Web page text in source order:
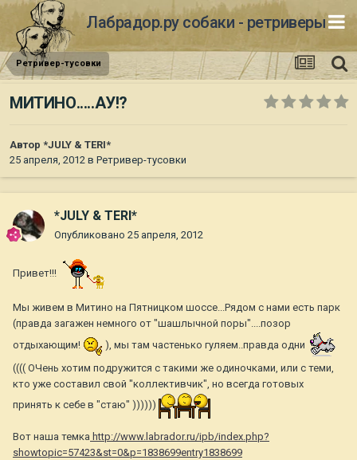
Лабрадор.ру собаки - ретриверы
Ретривер-тусовки
МИТИНО.....АУ!?
Автор *JULY & TERI*
25 апреля, 2012 в Ретривер-тусовки
*JULY & TERI*
Опубликовано 25 апреля, 2012
Привет!!!
Мы живем в Митино на Пятницком шоссе...Рядом с нами есть парк
(правда загажен немного от "шашлычной поры"....позор
отдыхающим!
), мы там частенько гуляем..правда одни
(((( ОЧень хотим подружится с такими же одиночками, или с теми,
кто уже составил свой "коллективчик", но всегда готовых
принять к себе в "стаю" ))))))
Вот наша темка http://www.labrador.ru/ipb/index.php?
showtopic=57423&st=0&p=1838699entry1838699